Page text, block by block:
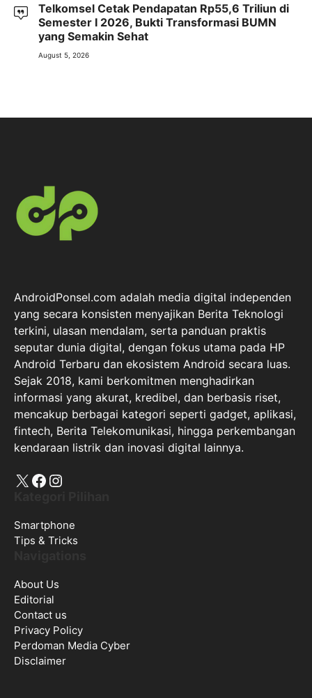
Telkomsel Cetak Pendapatan Rp55,6 Triliun di
Semester I 2026, Bukti Transformasi BUMN
yang Semakin Sehat
August 5, 2026
AndroidPonsel.com adalah media digital independen
yang secara konsisten menyajikan Berita Teknologi
terkini, ulasan mendalam, serta panduan praktis
seputar dunia digital, dengan fokus utama pada HP
Android Terbaru dan ekosistem Android secara luas.
Sejak 2018, kami berkomitmen menghadirkan
informasi yang akurat, kredibel, dan berbasis riset,
mencakup berbagai kategori seperti gadget, aplikasi,
fintech, Berita Telekomunikasi, hingga perkembangan
kendaraan listrik dan inovasi digital lainnya.
X Facebook
Instagram
Smartphone
Tips & Tricks
About Us
Editorial
Contact us
Privacy Policy
Perdoman Media Cyber
Disclaimer